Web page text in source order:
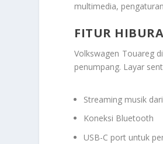
multimedia,
FITUR
Volkswagen Touareg
penumpang. Layar
Streaming musik
Koneksi Bluetooth
USB-C port untuk